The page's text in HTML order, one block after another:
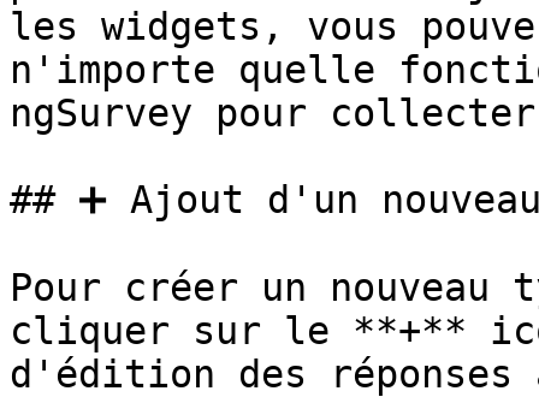
les widgets, vous
n'importe quelle
ngSurvey pour
## ➕ Ajout d'un
Pour créer un nouveau
cliquer sur le **+**
d'édition des